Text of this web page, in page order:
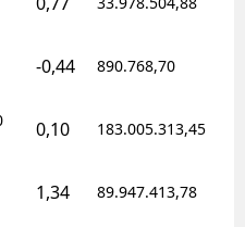
-0,44 890.768,70
0,10 183.005.313,45
1,34 89.947.413,78